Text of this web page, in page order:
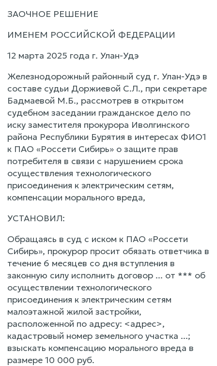
ЗАОЧНОЕ РЕШЕНИЕ
ИМЕНЕМ РОССИЙСКОЙ ФЕДЕРАЦИИ
12 марта 2025 года г. Улан-Удэ
Железнодорожный районный суд г. Улан-Удэ в
составе судьи Доржиевой С.Л., при секретаре
Бадмаевой М.Б., рассмотрев в открытом
судебном заседании гражданское дело по
иску заместителя прокурора Иволгинского
района Республики Бурятия в интересах ФИО1
к ПАО «Россети Сибирь» о защите прав
потребителя в связи с нарушением срока
осуществления технологического
присоединения к электрическим сетям,
компенсации морального вреда,
УСТАНОВИЛ:
Обращаясь в суд с иском к ПАО «Россети
Сибирь», прокурор просит обязать ответчика в
течение 6 месяцев со дня вступления в
законную силу исполнить договор ... от *** об
осуществлении технологического
присоединения к электрическим сетям
малоэтажной жилой застройки,
расположенной по адресу: <адрес>,
кадастровый номер земельного участка ...;
взыскать компенсацию морального вреда в
размере 10 000 руб.